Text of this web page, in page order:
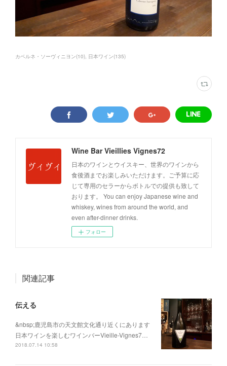
カベルネ・ソーヴィニヨン(10) 日本ワイン(135)
Wine Bar Vieillies Vignes72
日本のワインとウイスキー、世界のワインから
食後酒までお楽しみいただけます。ご予算に応
じて専用のセラーからボトルでの提供も致して
おります。 You can enjoy Japanese wine and
whiskey, wines from around the world, and
even after-dinner drinks.
フォロー
関連記事
伝える
&nbsp;鹿児島市の天文館文化通り近くにあります
日本ワインを楽しむワインバーVieille-Vignes7…
2018.07.14 10:58